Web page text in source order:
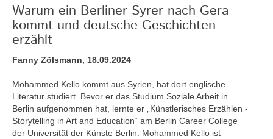
Warum ein Berliner Syrer nach Gera
kommt und deutsche Geschichten
erzählt
Fanny Zölsmann, 18.09.2024
Mohammed Kello kommt aus Syrien, hat dort englische
Literatur studiert. Bevor er das Studium Soziale Arbeit in
Berlin aufgenommen hat, lernte er „Künstlerisches Erzählen -
Storytelling in Art and Education“ am Berlin Career College
der Universität der Künste Berlin. Mohammed Kello ist